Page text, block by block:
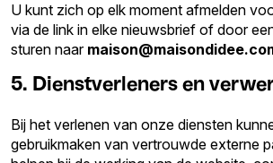
U kunt zich op elk moment afmelden
via de link in elke nieuwsbrief of door
sturen naar
5. Dienstverleners en
Bij het verlenen van onze diensten
gebruikmaken van vertrouwde externe